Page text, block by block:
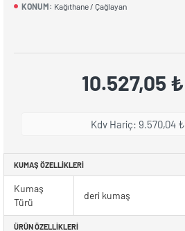
10.527,05 ₺
Kdv Hariç: 9.570,04 ₺
KONUM: Kağıthane / Çağlayan
KUMAŞ ÖZELLIKLERI
Kumaş
Türü
deri kumaş
ÜRÜN ÖZELLIKLERI